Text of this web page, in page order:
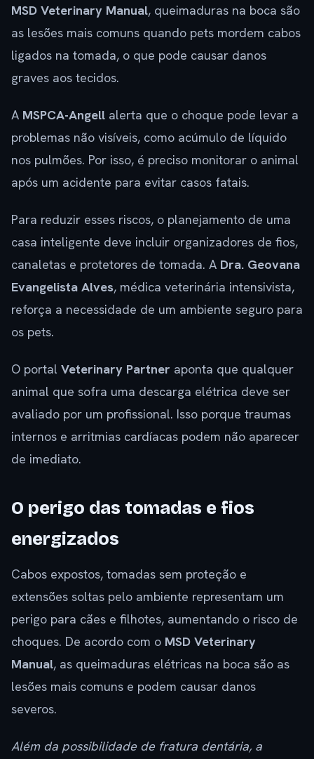
MSD Veterinary Manual, queimaduras na boca são
as lesões mais comuns quando pets mordem cabos
ligados na tomada, o que pode causar danos
graves aos tecidos.
A MSPCA-Angell alerta que o choque pode levar a
problemas não visíveis, como acúmulo de líquido
nos pulmões. Por isso, é preciso monitorar o animal
após um acidente para evitar casos fatais.
Para reduzir esses riscos, o planejamento de uma
casa inteligente deve incluir organizadores de fios,
canaletas e protetores de tomada. A Dra. Geovana
Evangelista Alves, médica veterinária intensivista,
reforça a necessidade de um ambiente seguro para
os pets.
O portal Veterinary Partner aponta que qualquer
animal que sofra uma descarga elétrica deve ser
avaliado por um profissional. Isso porque traumas
internos e arritmias cardíacas podem não aparecer
de imediato.
O perigo das tomadas e fios
energizados
Cabos expostos, tomadas sem proteção e
extensões soltas pelo ambiente representam um
perigo para cães e filhotes, aumentando o risco de
choques. De acordo com o MSD Veterinary
Manual, as queimaduras elétricas na boca são as
lesões mais comuns e podem causar danos
severos.
Além da possibilidade de fratura dentária, a